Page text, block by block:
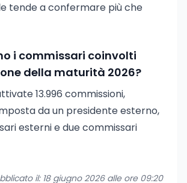
tende a confermare più che
i commissari coinvolti
della maturità 2026?
13.996 commissioni,
da un presidente esterno,
esterni e due commissari
il: 18 giugno 2026 alle ore 09:20